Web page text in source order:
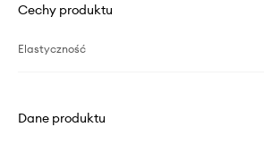
Cechy produktu
Elastyczność
Dane produktu